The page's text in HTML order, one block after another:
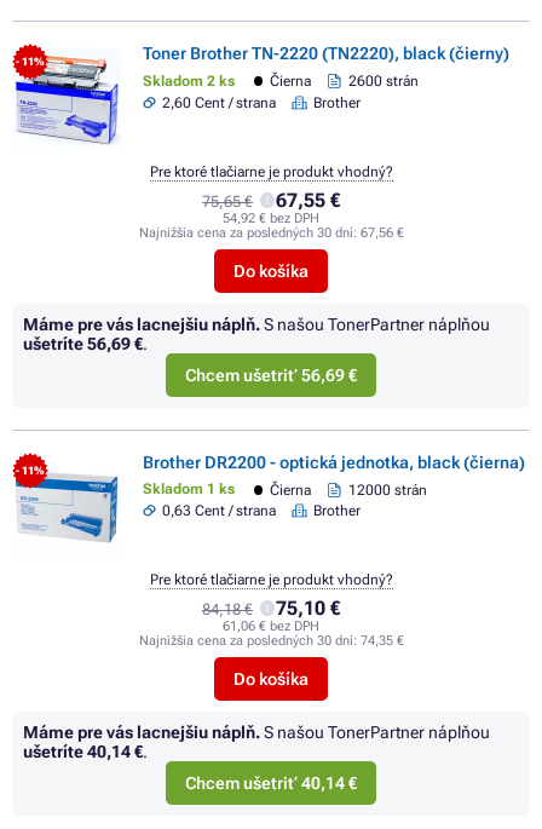
- 11% Toner Brother TN-2220 (TN2220), black (čierny)
Skladom 2 ks Čierna
2600 strán
2,60 Cent / strana
Brother
75,65 € 67,55 €
54,92 € bez DPH
Najnižšia cena za posledných 30 dní: 67,56 €
Do košíka
Pre ktoré tlačiarne je produkt vhodný?
Máme pre vás lacnejšiu náplň.S našou TonerPartner náplňou
ušetríte56,69 €.
Chcem ušetriť 56,69 €
- 11% Brother DR2200 - optická jednotka, black (čierna)
Skladom 1 ks Čierna
12000 strán
0,63 Cent / strana
Brother
84,18 € 75,10 €
61,06 € bez DPH
Najnižšia cena za posledných 30 dní: 74,35 €
Do košíka
Pre ktoré tlačiarne je produkt vhodný?
Máme pre vás lacnejšiu náplň.S našou TonerPartner náplňou
ušetríte40,14 €.
Chcem ušetriť 40,14 €